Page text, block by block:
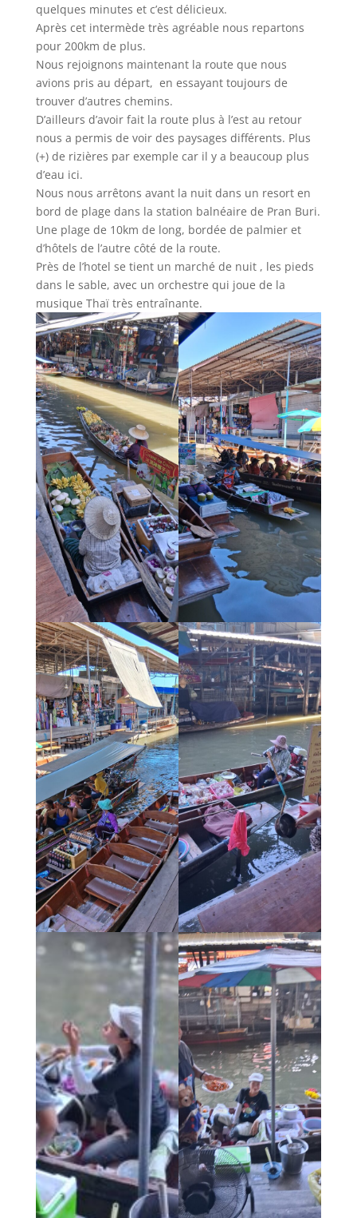
quelques minutes et c’est délicieux.
Après cet intermède très agréable nous repartons
pour 200km de plus.
Nous rejoignons maintenant la route que nous
avions pris au départ, en essayant toujours de
trouver d’autres chemins.
D’ailleurs d’avoir fait la route plus à l’est au retour
nous a permis de voir des paysages différents. Plus
(+) de rizières par exemple car il y a beaucoup plus
d’eau ici.
Nous nous arrêtons avant la nuit dans un resort en
bord de plage dans la station balnéaire de Pran Buri.
Une plage de 10km de long, bordée de palmier et
d’hôtels de l’autre côté de la route.
Près de l’hotel se tient un marché de nuit , les pieds
dans le sable, avec un orchestre qui joue de la
musique Thaï très entraînante.